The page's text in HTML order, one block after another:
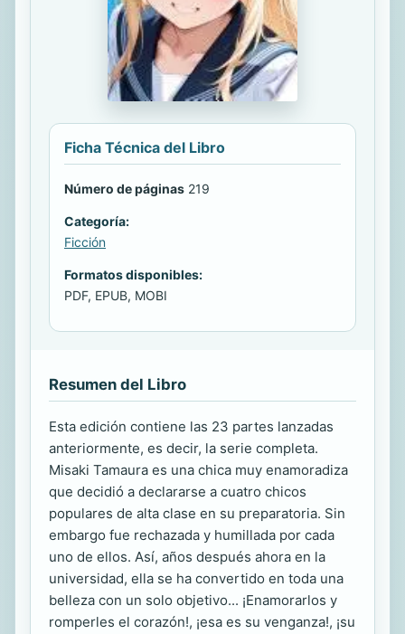
Ficha Técnica del Libro
Número de páginas 219
Categoría:
Ficción
Formatos disponibles:
PDF, EPUB, MOBI
Resumen del Libro
Esta edición contiene las 23 partes lanzadas
anteriormente, es decir, la serie completa.
Misaki Tamaura es una chica muy enamoradiza
que decidió a declararse a cuatro chicos
populares de alta clase en su preparatoria. Sin
embargo fue rechazada y humillada por cada
uno de ellos. Así, años después ahora en la
universidad, ella se ha convertido en toda una
belleza con un solo objetivo... ¡Enamorarlos y
romperles el corazón!, ¡esa es su venganza!, ¡su